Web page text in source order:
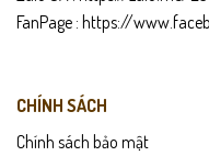
FanPage : https://
CHÍNH SÁCH
Chính sách bảo mật